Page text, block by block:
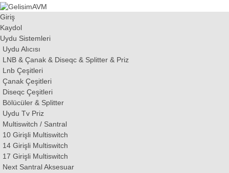
Giriş
Kaydol
Uydu Sistemleri
Uydu Alıcısı
LNB & Çanak & Diseqc & Splitter & Priz
Lnb Çeşitleri
Çanak Çeşitleri
Diseqc Çeşitleri
Bölücüler & Splitter
Uydu Tv Priz
Multiswitch / Santral
10 Girişli Multiswitch
14 Girişli Multiswitch
17 Girişli Multiswitch
Next Santral Aksesuar